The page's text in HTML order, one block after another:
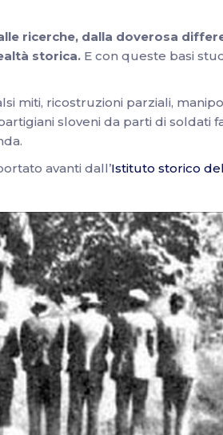
ricerche, dalla doverosa
storica. E con queste basi
miti, ricostruzioni parziali,
sloveni da parti di soldati
avanti dall’Istituto storico